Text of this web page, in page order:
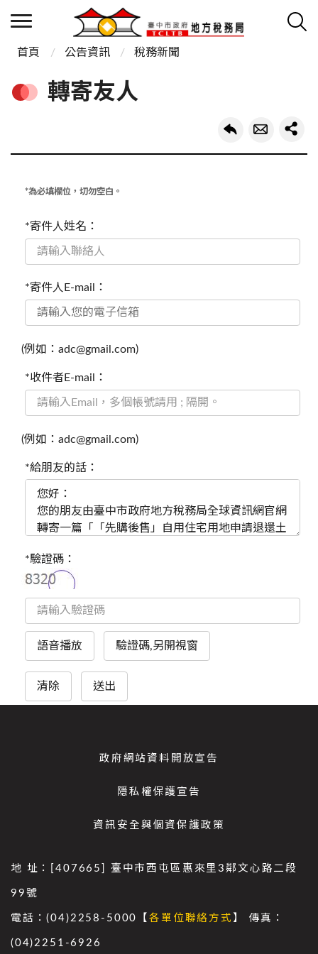
首頁 公告資訊 稅務新聞
轉寄友人
*為必填欄位，切勿空白。
*寄件人姓名：
*寄件人E-mail：
(例如：adc@gmail.com)
*收件者E-mail：
(例如：adc@gmail.com)
*給朋友的話：
*驗證碼：
語音播放 驗證碼,另開視窗
清除 送出
政府網站資料開放宣告
隱私權保護宣告
資訊安全與個資保護政策
地 址：[407665] 臺中市西屯區惠來里3鄰文心路二段
99號
電話：(04)2258-5000【各單位聯絡方式 】 傳真：
(04)2251-6926